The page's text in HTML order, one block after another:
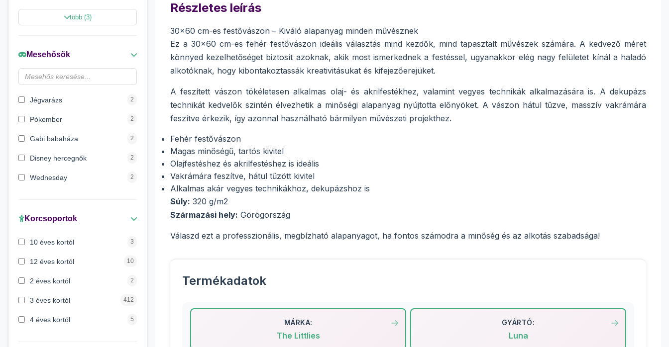
Sycomore 2
Disney hercegnők
Beauty World 2
több (3)
Mesehősök
Jégvarázs 2
Pókember 2
Gabi babaháza 2
Disney hercegnők 2
Wednesday 2
Verdák 1
Korcsoportok
10 éves kortól 3
12 éves kortól 10
2 éves kortól 2
3 éves kortól 412
4 éves kortól 5
Részletes leírás
30x60 cm-es festővászon – Kiváló alapanyag minden művésznek
Ez a 30x60 cm-es fehér festővászon ideális választás mind kezdők, mind tapasztalt művészek számára. A kedvező méret
könnyed kezelhetőséget biztosít azoknak, akik most ismerkednek a festéssel, ugyanakkor elég nagy felületet kínál a haladó
alkotóknak, hogy kibontakoztassák kreativitásukat és kifejezőerejüket.
A feszített vászon tökéletesen alkalmas olaj- és akrilfestékhez, valamint vegyes technikák alkalmazására is. A dekupázs
technikát kedvelők szintén élvezhetik a minőségi alapanyag nyújtotta előnyöket. A vászon hátul tűzve, masszív vakrámára
feszítve érkezik, így azonnal használható bármilyen művészeti projekthez.
Fehér festővászon
Magas minőségű, tartós kivitel
Olajfestéshez és akrilfestéshez is ideális
Vakrámára feszítve, hátul tűzött kivitel
Alkalmas akár vegyes technikákhoz, dekupázshoz is
Súly: 320 g/m2
Származási hely: Görögország
Válaszd ezt a professzionális, megbízható alapanyagot, ha fontos számodra a minőség és az alkotás szabadsága!
Termékadatok
MÁRKA:
The Littlies
GYÁRTÓ:
Luna